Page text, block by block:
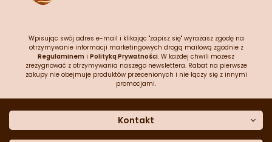
Wpisując swój adres e-mail i klikając "zapisz się" wyrażasz zgodę na
otrzymywanie informacji marketingowych drogą mailową zgodnie z
Regulaminem i Polityką Prywatności. W każdej chwili możesz
zrezygnować z otrzymywania naszego newslettera. Rabat na pierwsze
zakupy nie obejmuje produktów przecenionych i nie łączy się z innymi
promocjami.
Kontakt